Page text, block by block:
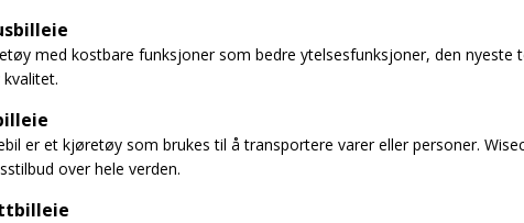
med kostbare funksjoner som bedre ytelsesfunksjoner, den nyeste
er et kjøretøy som brukes til å transportere varer eller personer.
over hele verden.